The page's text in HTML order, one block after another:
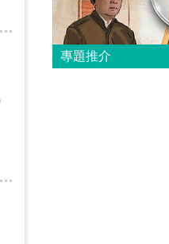
專題推介